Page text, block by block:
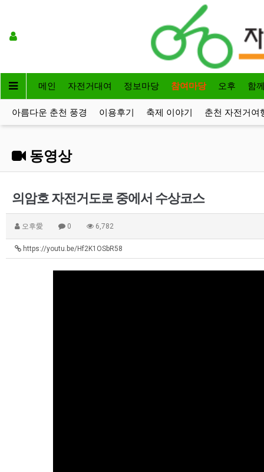
메인 자전거대여 정보마당 참여마당 오후 함
아름다운 춘천 풍경 이용후기 축제 이야기 춘천 자전거여
동영상
의암호 자전거도로 중에서 수상코스
오후愛 0 6,782
https://youtu.be/Hf2K1OSbR58